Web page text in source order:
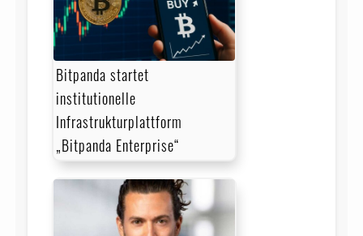
Bitpanda startet
institutionelle
Infrastrukturplattform
„Bitpanda Enterprise“